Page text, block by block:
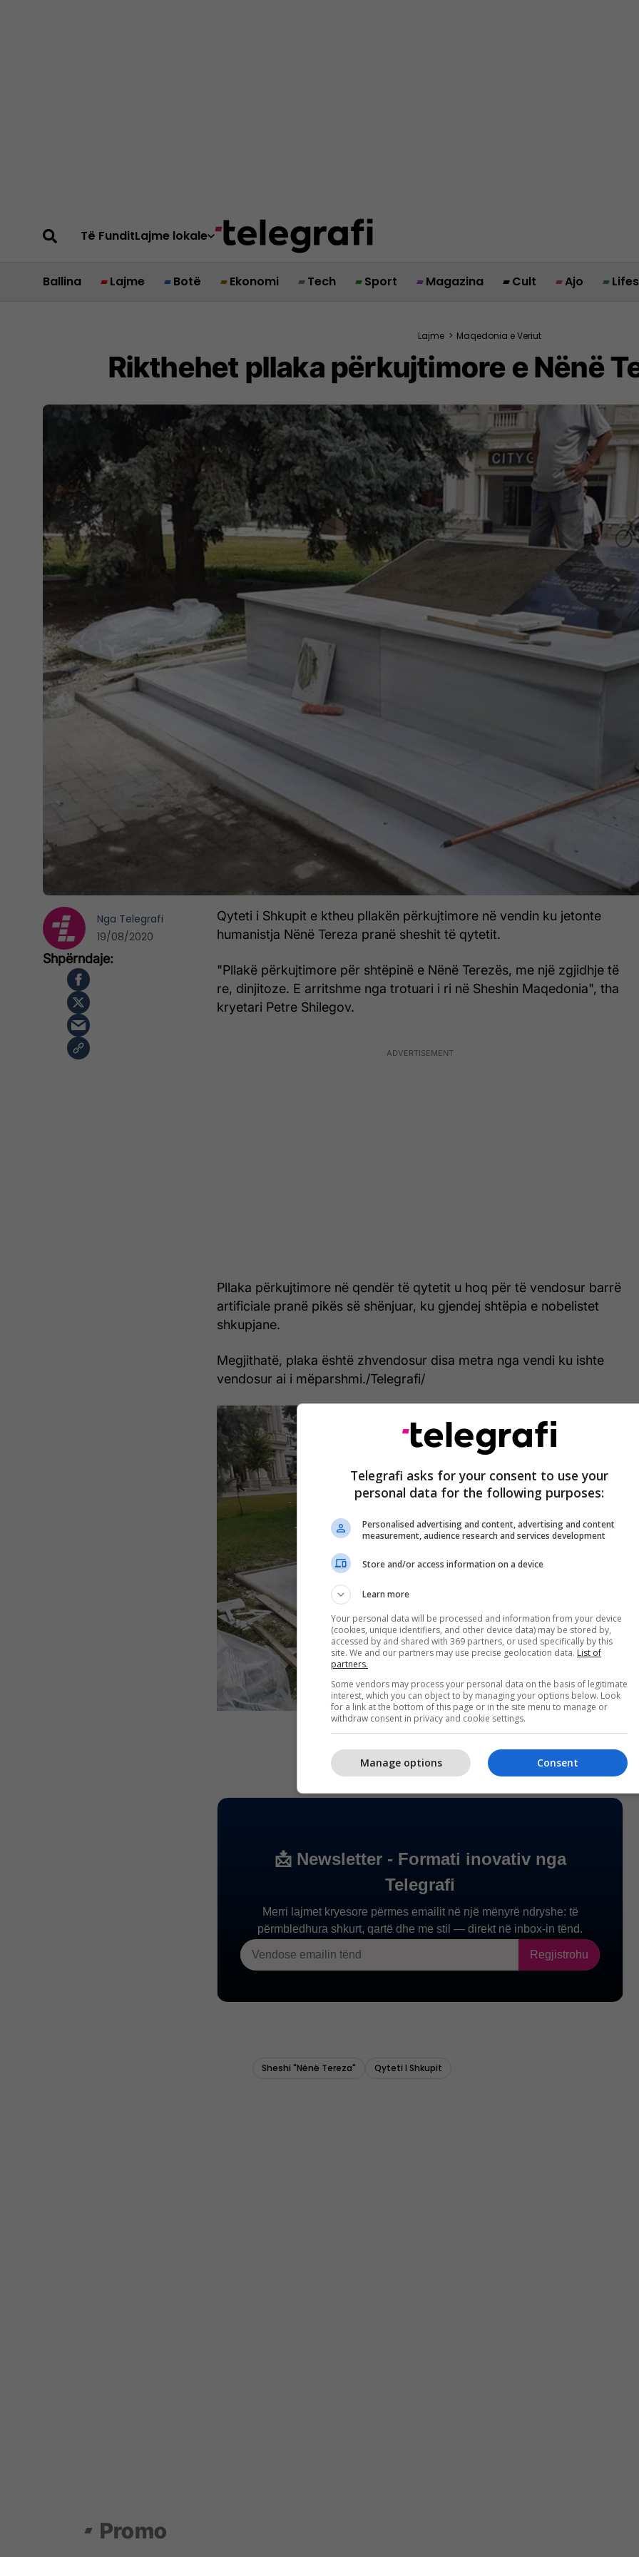
Të FunditLajme lokale
Ballina Lajme Botë Ekonomi Tech Sport Magazina Cult Ajo
Lajme > Maqedonia e Veriut
Rikthehet pllaka përkujtimore e Nënë
Qyteti i Shkupit e ktheu pllakën përkujtimore në vendin ku jetonte
humanistja Nënë Tereza pranë sheshit të qytetit.
"Pllakë përkujtimore për shtëpinë e Nënë Terezës, me një zgjidhje të
re, dinjitoze. E arritshme nga trotuari i ri në Sheshin Maqedonia", tha
kryetari Petre Shilegov.
Pllaka përkujtimore në qendër të qytetit u hoq për të vendosur barrë
artificiale pranë pikës së shënjuar, ku gjendej shtëpia e nobelistet
shkupjane.
Megjithatë, plaka është zhvendosur disa metra nga vendi ku ishte
vendosur ai i mëparshmi./Telegrafi/
Nga Telegrafi
19/08/2020
Telegrafi asks for your consent to use your
personal data for the following purposes:
Personalised advertising and content, advertising and content
measurement, audience research and services development
Store and/or access information on a device
Learn more
Your personal data will be processed and information from your device
(cookies, unique identifiers, and other device data) may be stored by,
accessed by and shared with 369 partners, or used specifically by this
site. We and our partners may use precise geolocation data. List of
partners.
Some vendors may process your personal data on the basis of legitimate
interest, which you can object to by managing your options below. Look
for a link at the bottom of this page or in the site menu to manage or
withdraw consent in privacy and cookie settings.
Consent
Manage options